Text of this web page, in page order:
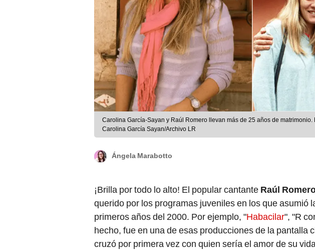
Carolina García-Sayan y Raúl Romero llevan más de 25 años de matrimonio.
Carolina García Sayan/Archivo LR
Ángela Marabotto
¡Brilla por todo lo alto! El popular cantante Raúl
querido por los programas juveniles en los que asumió
primeros años del 2000. Por ejemplo, "Habacilar", "R
hecho, fue en una de esas producciones de la pantalla
cruzó por primera vez con quien sería el amor de su